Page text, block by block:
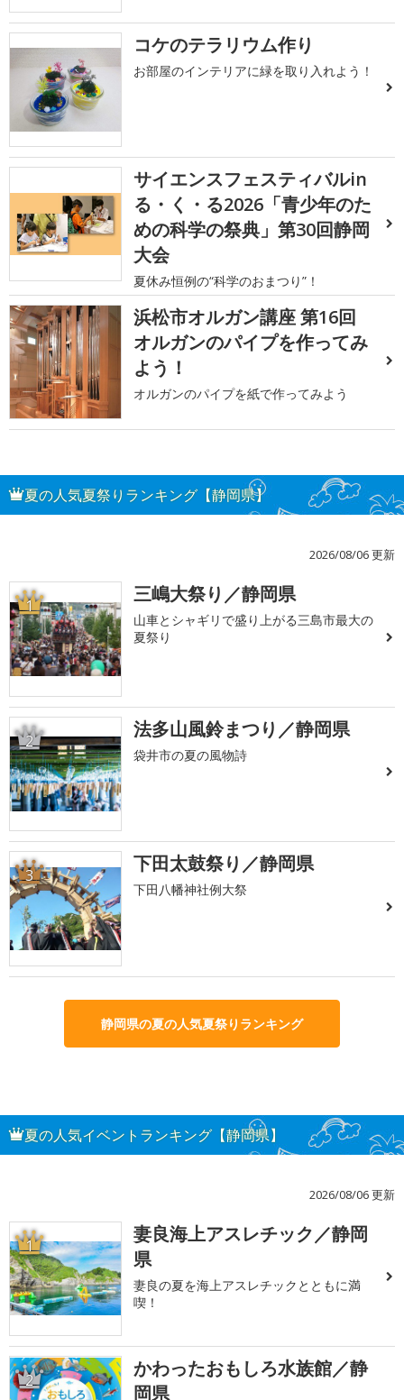
コケのテラリウム作り
お部屋のインテリアに緑を取り入れよう！
サイエンスフェスティバルin
る・く・る2026「青少年のた
めの科学の祭典」第30回静岡
大会
夏休み恒例の“科学のおまつり”！
浜松市オルガン講座 第16回
オルガンのパイプを作ってみ
よう！
オルガンのパイプを紙で作ってみよう
夏の人気夏祭りランキング【静岡県】
2026/08/06 更新
1 三嶋大祭り／静岡県
山車とシャギリで盛り上がる三島市最大の
夏祭り
2 法多山風鈴まつり／静岡県
袋井市の夏の風物詩
3 下田太鼓祭り／静岡県
下田八幡神社例大祭
静岡県の夏の人気夏祭りランキング
夏の人気イベントランキング【静岡県】
2026/08/06 更新
1
妻良海上アスレチック／静岡
県
妻良の夏を海上アスレチックとともに満
喫！
2
かわったおもしろ水族館／静
岡県